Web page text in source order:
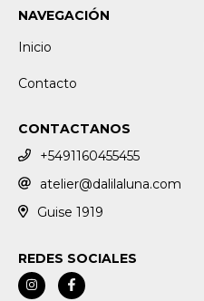
NAVEGACIÓN
Inicio
Contacto
CONTACTANOS
+5491160455455
atelier@dalilaluna.com
Guise 1919
REDES SOCIALES